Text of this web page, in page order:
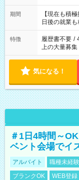
い」 「余裕
たくない」 な
の方へ 今ご
の勤務時間
期間
【現在も積
日後の就業も
特徴 履歴書不要 /
上の大量募集
気になる！
＃1日4時間～
ベント会場でイ
アルバイト 職種未経
ブランクOK
WEB登